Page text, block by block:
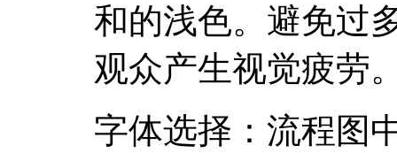
和的浅色。避免过
观众产生视觉疲劳
字体选择：流程图